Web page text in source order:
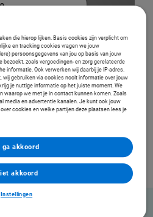
alleen af te spelen
zijn.
van je zorgkosten.
die hierop lijken. Basis cookies zijn verplicht om
en tracking cookies vragen we jouw
persoonsgegevens van jou op basis van jouw
bezoekt, zoals vergoedingen- en zorg gerelateerde
informatie. Ook verwerken wij daarbij je IP-adres.
wij gebruiken via cookies nooit informatie over jouw
je nuttige informatie op het juiste moment. We
waarop we met je in contact kunnen komen. Zoals
media en advertentie kanalen. Je kunt ook jouw
cookies en welke partijen deze plaatsen lees je
Instellingen
akkoord
ga akkoord